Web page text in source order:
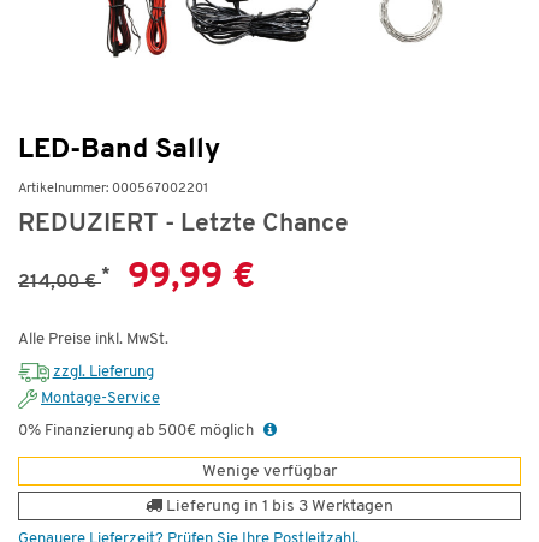
LED-Band Sally
Artikelnummer: 000567002201
REDUZIERT - Letzte Chance
214,00 €* 99,99 €
Alle Preise inkl. MwSt.
zzgl. Lieferung
Montage-Service
0% Finanzierung ab 500€ möglich
Wenige verfügbar
Lieferung in 1 bis 3 Werktagen